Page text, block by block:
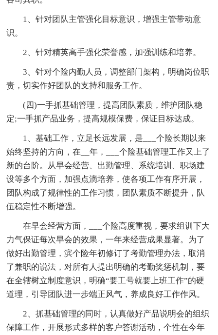
1、针对团队主管强化目标意识，增强主管带动意
识。
2、针对精英高手强化荣誉感，加强训练和培养。
3、针对个险内勤人员，调整部门架构，明确岗位职
责，切实作好团队的支持和服务工作。
(四)一手抓基础管理，提高团队素质，维护团队稳
定;一手抓产品业务，提高规模保费，保证目标达成。
1、基础工作，立足长远发展，是___个险长期以来
始终坚持的方向，在__年，___个险基础管理工作又上了
新的台阶。从早会经营、出勤管理、系统培训、职场建
设等多个方面，加强点滴培养，使各项工作有序开展，
团队构成了规律性的工作习惯，团队素质不断提升，队
伍稳定性不断增强。
在早会经营方面，___个险高度重视，要求组训下大
力气保证每次早会的效果，一年来经营成果显著。为了
做好出勤管理，滨个险年初修订了考勤管理办法，取消
了兼职的说法，对所有人提出明确的考勤奖惩机制，要
在全辖树立制度意识，明确“要工号就要上班工作”的硬
道理，引导团队进一步端正风气，养成良好工作作风。
2、抓基础管理的同时，认真做好产品说明会的组织
保障工作，开展形式多样的客户答谢活动，个性在今年